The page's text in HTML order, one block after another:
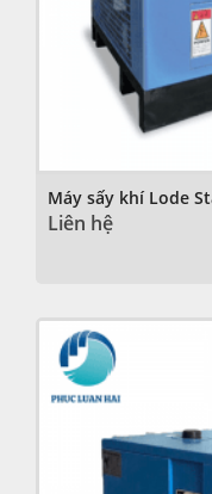
Máy sấy khí Lode
Liên hệ